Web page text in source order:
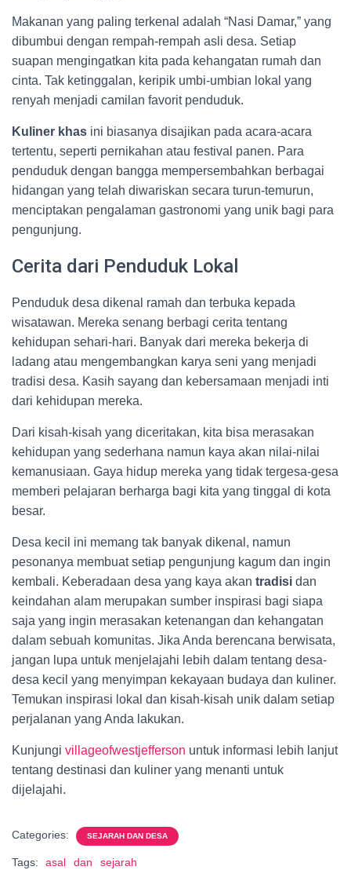
Makanan yang paling terkenal adalah “Nasi Damar,” yang
dibumbui dengan rempah-rempah asli desa. Setiap
suapan mengingatkan kita pada kehangatan rumah dan
cinta. Tak ketinggalan, keripik umbi-umbian lokal yang
renyah menjadi camilan favorit penduduk.
Kuliner khas ini biasanya disajikan pada acara-acara
tertentu, seperti pernikahan atau festival panen. Para
penduduk dengan bangga mempersembahkan berbagai
hidangan yang telah diwariskan secara turun-temurun,
menciptakan pengalaman gastronomi yang unik bagi para
pengunjung.
Cerita dari Penduduk Lokal
Penduduk desa dikenal ramah dan terbuka kepada
wisatawan. Mereka senang berbagi cerita tentang
kehidupan sehari-hari. Banyak dari mereka bekerja di
ladang atau mengembangkan karya seni yang menjadi
tradisi desa. Kasih sayang dan kebersamaan menjadi inti
dari kehidupan mereka.
Dari kisah-kisah yang diceritakan, kita bisa merasakan
kehidupan yang sederhana namun kaya akan nilai-nilai
kemanusiaan. Gaya hidup mereka yang tidak tergesa-gesa
memberi pelajaran berharga bagi kita yang tinggal di kota
besar.
Desa kecil ini memang tak banyak dikenal, namun
pesonanya membuat setiap pengunjung kagum dan ingin
kembali. Keberadaan desa yang kaya akan tradisi dan
keindahan alam merupakan sumber inspirasi bagi siapa
saja yang ingin merasakan ketenangan dan kehangatan
dalam sebuah komunitas. Jika Anda berencana berwisata,
jangan lupa untuk menjelajahi lebih dalam tentang desa-
desa kecil yang menyimpan kekayaan budaya dan kuliner.
Temukan inspirasi lokal dan kisah-kisah unik dalam setiap
perjalanan yang Anda lakukan.
Kunjungi villageofwestjefferson untuk informasi lebih lanjut
tentang destinasi dan kuliner yang menanti untuk
dijelajahi.
Categories: SEJARAH DAN DESA
Tags: asal dan sejarah